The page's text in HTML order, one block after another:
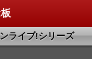
ライブ!シリーズ